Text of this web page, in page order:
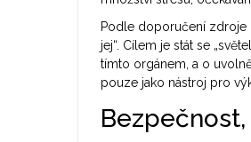
Podle doporučení zdroje
jej“. Cílem je stát se
tímto orgánem, a o
pouze jako nástroj pro